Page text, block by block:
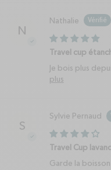
N
Nathalie
Travel cup
Je bois plus
plus
S
Sylvie Pernaud
Travel Cup
Garde la